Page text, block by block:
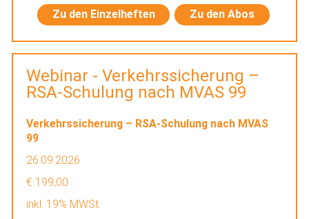
Zu den Einzelheften Zu den Abos
Webinar - Verkehrssicherung –
RSA-Schulung nach MVAS 99
Verkehrssicherung – RSA-Schulung nach MVAS
99
26.09.2026
€ 199,00
inkl. 19% MWSt.